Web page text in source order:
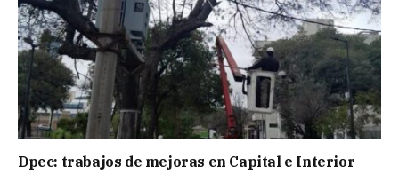
Dpec: trabajos de mejoras en Capital e Interior